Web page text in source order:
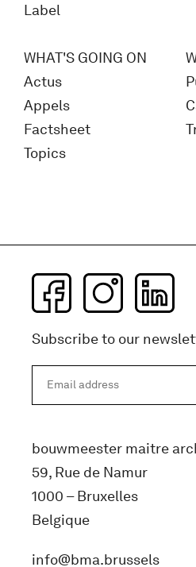
Label
WHAT'S GOING ON
Actus
Appels
Factsheet
Topics
Subscribe to our
bouwmeester maitre
59, Rue de Namur
1000 – Bruxelles
Belgique
info@bma.brussels